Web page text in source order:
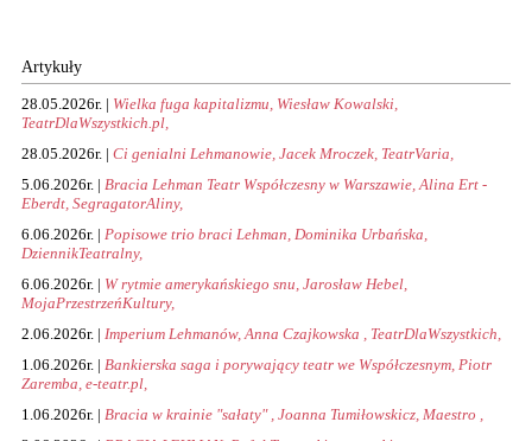
Artykuły
28.05.2026r. | Wielka fuga kapitalizmu, Wiesław Kowalski,
TeatrDlaWszystkich.pl,
28.05.2026r. | Ci genialni Lehmanowie, Jacek Mroczek, TeatrVaria,
5.06.2026r. | Bracia Lehman Teatr Współczesny w Warszawie, Alina Ert -
Eberdt, SegragatorAliny,
6.06.2026r. | Popisowe trio braci Lehman, Dominika Urbańska,
DziennikTeatralny,
6.06.2026r. | W rytmie amerykańskiego snu, Jarosław Hebel,
MojaPrzestrzeńKultury,
2.06.2026r. | Imperium Lehmanów, Anna Czajkowska , TeatrDlaWszystkich,
1.06.2026r. | Bankierska saga i porywający teatr we Współczesnym, Piotr
Zaremba, e-teatr.pl,
1.06.2026r. | Bracia w krainie "sałaty" , Joanna Tumiłowskicz, Maestro ,